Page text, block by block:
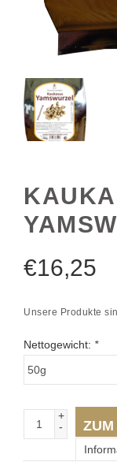
€16,25
Unsere Produkte
Nettogewicht: *
+
-